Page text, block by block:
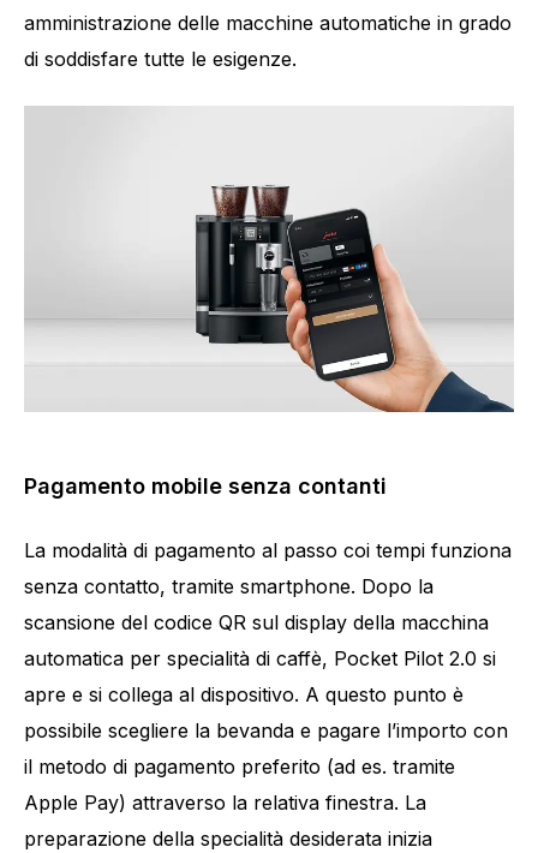
amministrazione delle macchine automatiche in grado
di soddisfare tutte le esigenze.
Pagamento mobile senza contanti
La modalità di pagamento al passo coi tempi funziona
senza contatto, tramite smartphone. Dopo la
scansione del codice QR sul display della macchina
automatica per specialità di caffè, Pocket Pilot 2.0 si
apre e si collega al dispositivo. A questo punto è
possibile scegliere la bevanda e pagare l’importo con
il metodo di pagamento preferito (ad es. tramite
Apple Pay) attraverso la relativa finestra. La
preparazione della specialità desiderata inizia